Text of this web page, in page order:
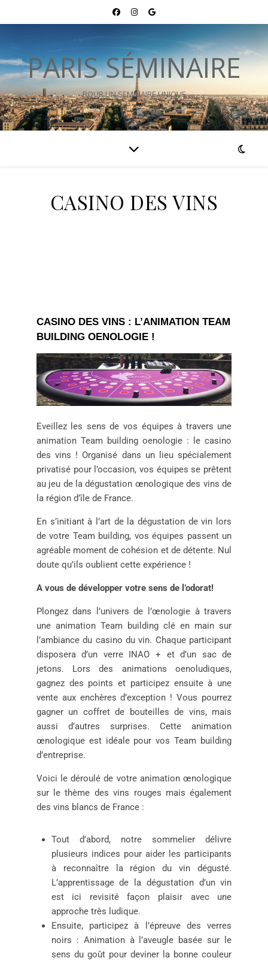
PARIS SÉMINAIRE
POUR UN SEMINAIRE UNIQUE
CASINO DES VINS
CASINO DES VINS : L’ANIMATION TEAM
BUILDING OENOLOGIE !
Eveillez les sens de vos équipes à travers une
animation Team building oenologie : le casino
des vins ! Organisé dans un lieu spécialement
privatisé pour l’occasion, vos équipes se prêtent
au jeu de la dégustation œnologique des vins de
la région d’île de France.
En s’initiant à l’art de la dégustation de vin lors
de votre Team building, vos équipes passent un
agréable moment de cohésion et de détente. Nul
doute qu’ils oublient cette expérience !
A vous de développer votre sens de l’odorat!
Plongez dans l’univers de l’œnologie à travers
une animation Team building clé en main sur
l’ambiance du casino du vin. Chaque participant
disposera d’un verre INAO + et d’un sac de
jetons. Lors des animations oenoludiques,
gagnez des points et participez ensuite à une
vente aux enchères d’exception ! Vous pourrez
gagner un coffret de bouteilles de vins, mais
aussi d’autres surprises. Cette animation
œnologique est idéale pour vos Team building
d’entreprise.
Voici le déroulé de votre animation œnologique
sur le thème des vins rouges mais également
des vins blancs de France :
Tout d’abord, notre sommelier délivre
plusieurs indices pour aider les participants
à reconnaître la région du vin dégusté.
L’apprentissage de la dégustation d’un vin
est ici revisité façon plaisir avec une
approche très ludique.
Ensuite, participez à l’épreuve des verres
noirs : Animation à l’aveugle basée sur le
sens du goût pour deviner la bonne couleur